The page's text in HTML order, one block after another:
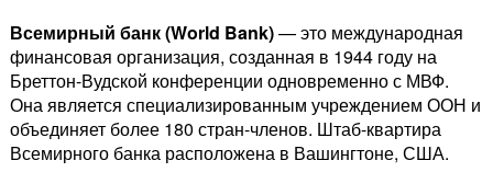
Всемирный банк (World Bank)— это международная
финансовая организация, созданная в 1944 году на
Бреттон-Вудской конференции одновременно с МВФ.
Она является специализированным учреждением ООН и
объединяет более 180 стран-членов. Штаб-квартира
Всемирного банка расположена в Вашингтоне, США.